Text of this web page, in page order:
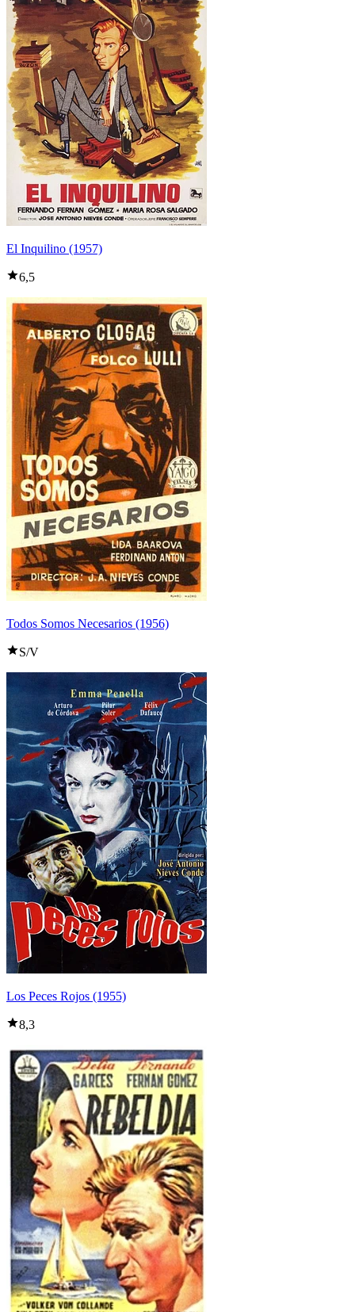
El Inquilino (1957)
6,5
Todos Somos Necesarios (1956)
S/V
Los Peces Rojos (1955)
8,3